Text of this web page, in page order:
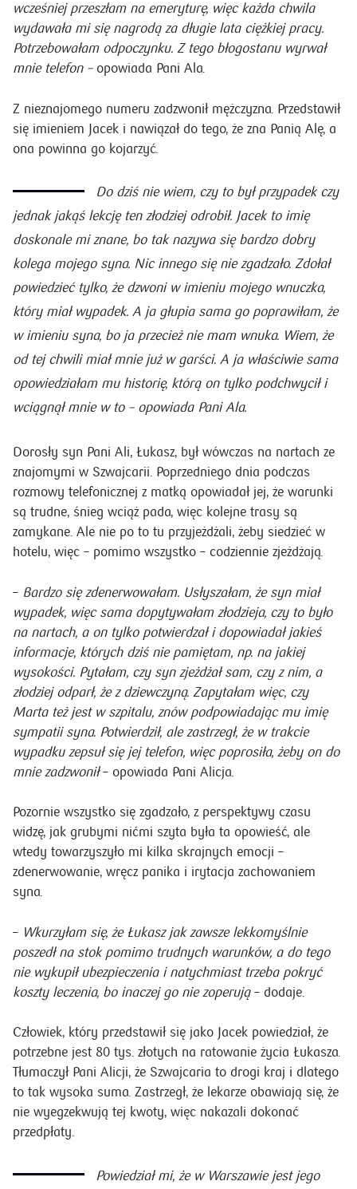
wcześniej przeszłam na emeryturę, więc każda chwila
wydawała mi się nagrodą za długie lata ciężkiej pracy.
Potrzebowałam odpoczynku. Z tego błogostanu wyrwał
mnie telefon – opowiada Pani Ala.
Z nieznajomego numeru zadzwonił mężczyzna. Przedstawił
się imieniem Jacek i nawiązał do tego, że zna Panią Alę, a
ona powinna go kojarzyć.
Do dziś nie wiem, czy to był przypadek czy
jednak jakąś lekcję ten złodziej odrobił. Jacek to imię
doskonale mi znane, bo tak nazywa się bardzo dobry
kolega mojego syna. Nic innego się nie zgadzało. Zdołał
powiedzieć tylko, że dzwoni w imieniu mojego wnuczka,
który miał wypadek. A ja głupia sama go poprawiłam, że
w imieniu syna, bo ja przecież nie mam wnuka. Wiem, że
od tej chwili miał mnie już w garści. A ja właściwie sama
opowiedziałam mu historię, którą on tylko podchwycił i
wciągnął mnie w to ­– opowiada Pani Ala.
Dorosły syn Pani Ali, Łukasz, był wówczas na nartach ze
znajomymi w Szwajcarii. Poprzedniego dnia podczas
rozmowy telefonicznej z matką opowiadał jej, że warunki
są trudne, śnieg wciąż pada, więc kolejne trasy są
zamykane. Ale nie po to tu przyjeżdżali, żeby siedzieć w
hotelu, więc – pomimo wszystko – codziennie zjeżdżają.
– Bardzo się zdenerwowałam. Usłyszałam, że syn miał
wypadek, więc sama dopytywałam złodzieja, czy to było
na nartach, a on tylko potwierdzał i dopowiadał jakieś
informacje, których dziś nie pamiętam, np. na jakiej
wysokości. Pytałam, czy syn zjeżdżał sam, czy z nim, a
złodziej odparł, że z dziewczyną. Zapytałam więc, czy
Marta też jest w szpitalu, znów podpowiadając mu imię
sympatii syna. Potwierdził, ale zastrzegł, że w trakcie
wypadku zepsuł się jej telefon, więc poprosiła, żeby on do
mnie zadzwonił– opowiada Pani Alicja.
Pozornie wszystko się zgadzało, z perspektywy czasu
widzę, jak grubymi nićmi szyta była ta opowieść, ale
wtedy towarzyszyło mi kilka skrajnych emocji –
zdenerwowanie, wręcz panika i irytacja zachowaniem
syna.
– Wkurzyłam się, że Łukasz jak zawsze lekkomyślnie
poszedł na stok pomimo trudnych warunków, a do tego
nie wykupił ubezpieczenia i natychmiast trzeba pokryć
koszty leczenia, bo inaczej go nie zoperują – dodaje.
Człowiek, który przedstawił się jako Jacek powiedział, że
potrzebne jest 80 tys. złotych na ratowanie życia Łukasza.
Tłumaczył Pani Alicji, że Szwajcaria to drogi kraj i dlatego
to tak wysoka suma. Zastrzegł, że lekarze obawiają się, że
nie wyegzekwują tej kwoty, więc nakazali dokonać
przedpłaty.
Powiedział mi, że w Warszawie jest jego